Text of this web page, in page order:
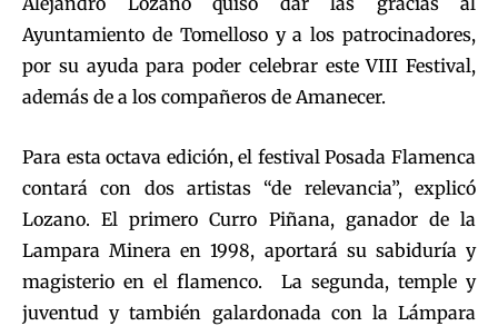
Ayuntamiento de Tomelloso y a los patrocinadores,
por su ayuda para poder celebrar este VIII Festival,
además de a los compañeros de Amanecer.
Para esta octava edición, el festival Posada Flamenca
contará con dos artistas “de relevancia”, explicó
Lozano. El primero Curro Piñana, ganador de la
Lampara Minera en 1998, aportará su sabiduría y
magisterio en el flamenco. La segunda, temple y
juventud y también galardonada con la Lámpara